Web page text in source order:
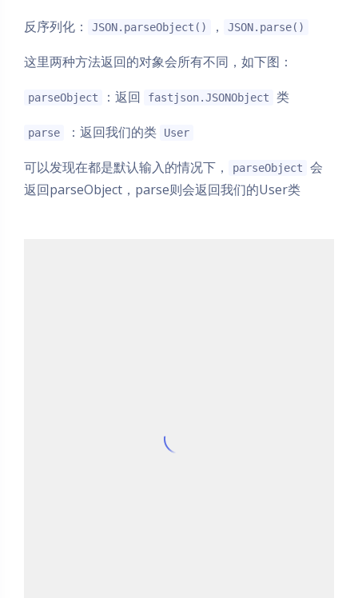
反序列化： JSON.parseObject() ， JSON.parse()
这里两种方法返回的对象会所有不同，如下图：
parseObject ：返回 fastjson.JSONObject 类
parse ：返回我们的类 User
可以发现在都是默认输入的情况下， parseObject
会
返回parseObject，parse则会返回我们的User类